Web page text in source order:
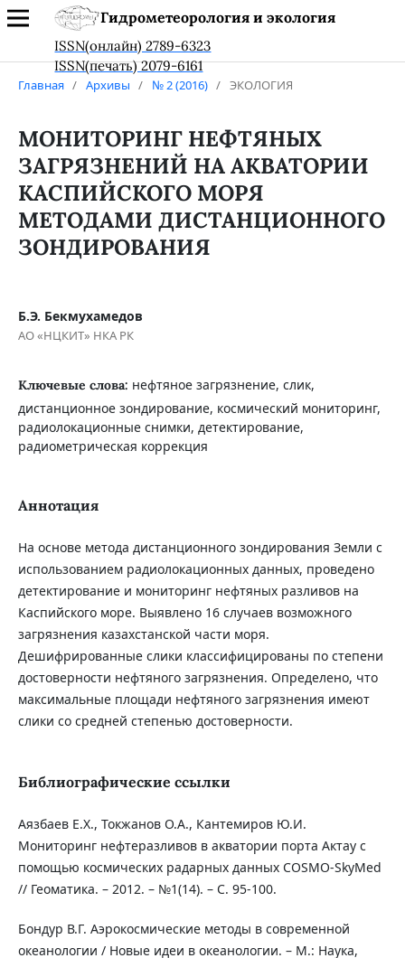
Гидрометеорология и экология
ISSN(онлайн) 2789-6323
ISSN(печать) 2079-6161
Главная / Архивы / № 2 (2016) / ЭКОЛОГИЯ
МОНИТОРИНГ НЕФТЯНЫХ
ЗАГРЯЗНЕНИЙ НА АКВАТОРИИ
КАСПИЙСКОГО МОРЯ
МЕТОДАМИ ДИСТАНЦИОННОГО
ЗОНДИРОВАНИЯ
Б.Э. Бекмухамедов
АО «НЦКИТ» НКА РК
Ключевые слова: нефтяное загрязнение, слик,
дистанционное зондирование, космический мониторинг,
радиолокационные снимки, детектирование,
радиометрическая коррекция
Аннотация
На основе метода дистанционного зондирования Земли с
использованием радиолокационных данных, проведено
детектирование и мониторинг нефтяных разливов на
Каспийского море. Выявлено 16 случаев возможного
загрязнения казахстанской части моря.
Дешифрированные слики классифицированы по степени
достоверности нефтяного загрязнения. Определено, что
максимальные площади нефтяного загрязнения имеют
слики со средней степенью достоверности.
Библиографические ссылки
Аязбаев Е.Х., Токжанов О.А., Кантемиров Ю.И.
Мониторинг нефтеразливов в акватории порта Актау с
помощью космических радарных данных COSMO-SkyMed
// Геоматика. – 2012. – №1(14). – С. 95-100.
Бондур В.Г. Аэрокосмические методы в современной
океанологии / Новые идеи в океанологии. – М.: Наука,